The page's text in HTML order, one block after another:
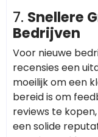
7. Snellere
Bedrijven
Voor nieuwe
recensies een
moeilijk om een
bereid is om
reviews te
een solide